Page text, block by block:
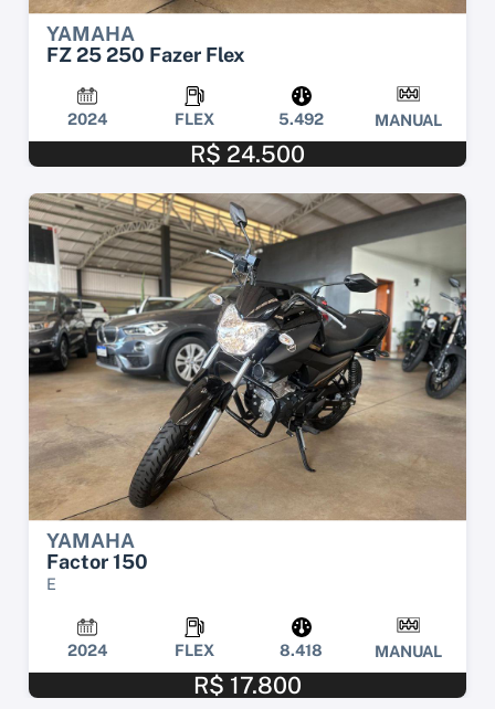
YAMAHA
FZ 25 250 Fazer Flex
2024 FLEX 5.492 MANUAL
R$ 24.500
YAMAHA
Factor 150
E
2024 FLEX 8.418 MANUAL
R$ 17.800